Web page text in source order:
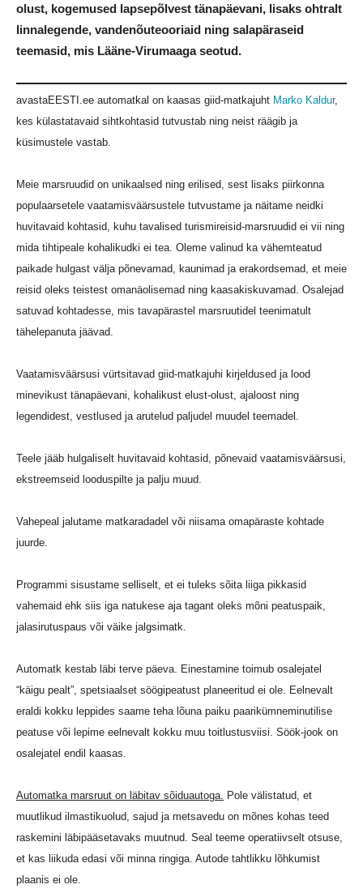
olust, kogemused lapsepõlvest tänapäevani, lisaks ohtralt
linnalegende, vandenõuteooriaid ning salapäraseid
teemasid, mis Lääne-Virumaaga seotud.
avastaEESTI.ee automatkal on kaasas giid-matkajuht Marko Kaldur,
kes külastatavaid sihtkohtasid tutvustab ning neist räägib ja
küsimustele vastab.
Meie marsruudid on unikaalsed ning erilised, sest lisaks piirkonna
populaarsetele vaatamisväärsustele tutvustame ja näitame neidki
huvitavaid kohtasid, kuhu tavalised turismireisid-marsruudid ei vii ning
mida tihtipeale kohalikudki ei tea. Oleme valinud ka vähemteatud
paikade hulgast välja põnevamad, kaunimad ja erakordsemad, et meie
reisid oleks teistest omanäolisemad ning kaasakiskuvamad. Osalejad
satuvad kohtadesse, mis tavapärastel marsruutidel teenimatult
tähelepanuta jäävad.
Vaatamisväärsusi vürtsitavad giid-matkajuhi kirjeldused ja lood
minevikust tänapäevani, kohalikust elust-olust, ajaloost ning
legendidest, vestlused ja arutelud paljudel muudel teemadel.
Teele jääb hulgaliselt huvitavaid kohtasid, põnevaid vaatamisväärsusi,
ekstreemseid looduspilte ja palju muud.
Vahepeal jalutame matkaradadel või niisama omapäraste kohtade
juurde.
Programmi sisustame selliselt, et ei tuleks sõita liiga pikkasid
vahemaid ehk siis iga natukese aja tagant oleks mõni peatuspaik,
jalasirutuspaus või väike jalgsimatk.
Automatk kestab läbi terve päeva. Einestamine toimub osalejatel
“käigu pealt”, spetsiaalset söögipeatust planeeritud ei ole. Eelnevalt
eraldi kokku leppides saame teha lõuna paiku paarikümneminutilise
peatuse või lepime eelnevalt kokku muu toitlustusviisi. Söök-jook on
osalejatel endil kaasas.
Automatka marsruut on läbitav sõiduautoga. Pole välistatud, et
muutlikud ilmastikuolud, sajud ja metsavedu on mõnes kohas teed
raskemini läbipääsetavaks muutnud. Seal teeme operatiivselt otsuse,
et kas liikuda edasi või minna ringiga. Autode tahtlikku lõhkumist
plaanis ei ole.